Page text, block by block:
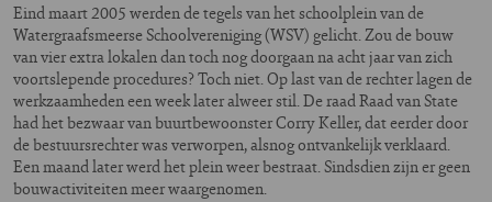
Eind maart 2005 werden de tegels van het schoolplein van de
Watergraafsmeerse Schoolvereniging (WSV) gelicht. Zou de bouw
van vier extra lokalen dan toch nog doorgaan na acht jaar van zich
voortslepende procedures? Toch niet. Op last van de rechter lagen de
werkzaamheden een week later alweer stil. De raad Raad van State
had het bezwaar van buurtbewoonster Corry Keller, dat eerder door
de bestuursrechter was verworpen, alsnog ontvankelijk verklaard.
Een maand later werd het plein weer bestraat. Sindsdien zijn er geen
bouwactiviteiten meer waargenomen.